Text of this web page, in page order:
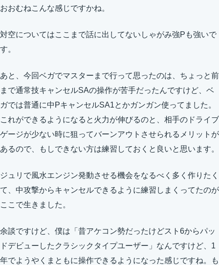
おおむねこんな感じですかね。
対空についてはここまで話に出してないしゃがみ強Pも強いで
す。
あと、今回ベガでマスターまで行って思ったのは、ちょっと前
まで通常技キャンセルSAの操作が苦手だったんですけど、ベ
ガでは普通に中PキャンセルSA1とかガンガン使ってました。
これができるようになると火力が伸びるのと、相手のドライブ
ゲージが少ない時に狙ってバーンアウトさせられるメリットが
あるので、もしできない方は練習しておくと良いと思います。
ジュリで風水エンジン発動させる機会をなるべく多く作りたく
て、中攻撃からキャンセルできるように練習しまくってたのが
ここで生きました。
余談ですけど、僕は「昔アケコン勢だったけどスト6からパッ
ドデビューしたクラシックタイプユーザー」なんですけど、1
年でようやくまともに操作できるようになった感じですね。も